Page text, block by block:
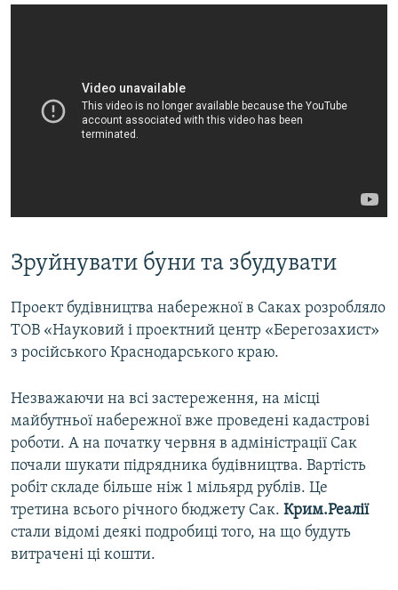
​Зруйнувати буни та збудувати
Проект будівництва набережної в Саках розробляло
ТОВ «Науковий і проектний центр «Берегозахист»
з російського Краснодарського краю.
Незважаючи на всі застереження, на місці
майбутньої набережної вже проведені кадастрові
роботи. А на початку червня в адміністрації Сак
почали шукати підрядника будівництва. Вартість
робіт складе більше ніж 1 мільярд рублів. Це
третина всього річного бюджету Сак. Крим.Реалії
стали відомі деякі подробиці того, на що будуть
витрачені ці кошти.